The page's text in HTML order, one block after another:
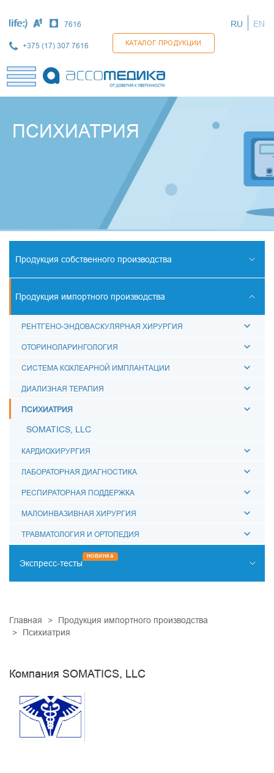
основному
содержанию
7616
+375 (17) 307 7616 КАТАЛОГ ПРОДУКЦИИ
RU EN
ПСИХИАТРИЯ
Продукция собственного производства
АКСЕССУАРЫ ДЛЯ ДЫХАТЕЛЬНОЙ ТЕРАПИИ
МЕШКИ ДЫХАТЕЛЬНЫЕ
МАСКИ ДЫХАТЕЛЬНЫЕ
ВОЗДУХОВОДЫ МЕДИЦИНСКИЕ
СОЕДИНИТЕЛИ МЕДИЦИНСКИЕ
ЗАГЛУШКИ "ЛУЕР"
ФИЛЬТРЫ ДЫХАТЕЛЬНЫЕ
КАТЕТЕРЫ МЕДИЦИНСКИЕ
МОЧЕПРИЕМНИКИ МЕДИЦИНСКИЕ
КРУЖКА ЭСМАРХА
Продукция импортного производства
РЕНТГЕНО-ЭНДОВАСКУЛЯРНАЯ ХИРУРГИЯ
ОТОРИНОЛАРИНГОЛОГИЯ
СИСТЕМА КОХЛЕАРНОЙ ИМПЛАНТАЦИИ
ДИАЛИЗНАЯ ТЕРАПИЯ
ПСИХИАТРИЯ
SOMATICS, LLC
КАРДИОХИРУРГИЯ
ЛАБОРАТОРНАЯ ДИАГНОСТИКА
РЕСПИРАТОРНАЯ ПОДДЕРЖКА
МАЛОИНВАЗИВНАЯ ХИРУРГИЯ
ТРАВМАТОЛОГИЯ И ОРТОПЕДИЯ
Экспресс-тесты
НОВИНКА
КАРДИОМАРКЕРЫ
ПРОЧИЕ ТЕСТЫ
Главная
Продукция импортного производства
Психиатрия
Компания SOMATICS, LLC